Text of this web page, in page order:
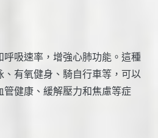
呼吸速率，增強心肺功能。這種
有氧健身、騎自行車等，可以
管健康、緩解壓力和焦慮等症